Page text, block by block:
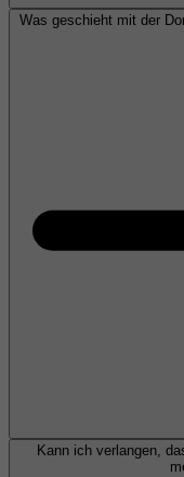
Was geschieht mit der
Kann ich verlangen,